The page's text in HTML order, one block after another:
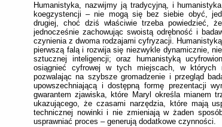
Humanistyka, nazwijmy ją tradycyjną, i
koegzystencji – nie mogą się bez siebie obyć,
drugiej, choć dziś właściwie trzeba powiedzieć,
jednocześnie zachowując swoistą odrębność i
czynienia z dwoma rodzajami cyfryzacji.
pierwszą falą i rozwija się niezwykle dynamicznie,
sztucznej inteligencji; oraz humanistyką
osiągnieć cyfrowej w tych miejscach, w których
pozwalając na szybsze gromadzenie i przegląd
upowszechniającą i dostępną formę prezentacji
gwarantem zjawiska, które Maryl określa mianem
ukazującego, że czasami narzędzia, które mają
technicznej nowinki i nie zmieniają w żaden
usprawniać proces – generują dodatkowe czynności.